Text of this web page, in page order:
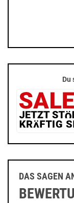
Du
DAS SAGEN